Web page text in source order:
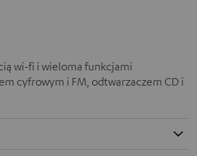
wi-fi i wieloma funkcjami
cyfrowym i FM, odtwarzaczem CD i